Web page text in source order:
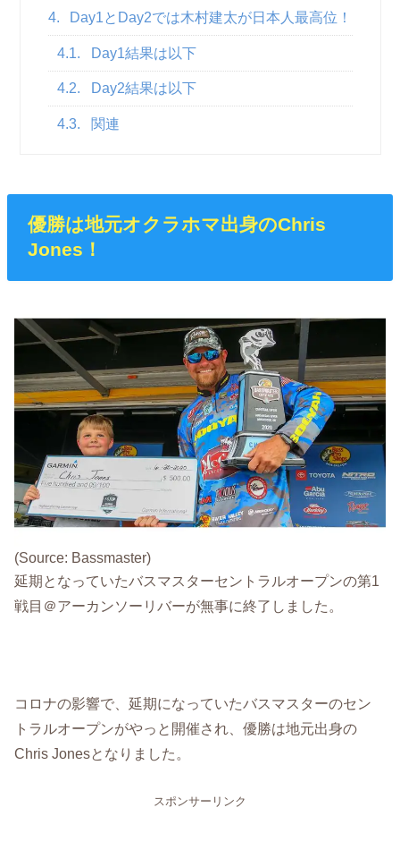
4. Day1とDay2では木村建太が日本人最高位！
4.1. Day1結果は以下
4.2. Day2結果は以下
4.3. 関連
優勝は地元オクラホマ出身のChris
Jones！
(Source: Bassmaster)
延期となっていたバスマスターセントラルオープンの第1
戦目＠アーカンソーリバーが無事に終了しました。
コロナの影響で、延期になっていたバスマスターのセン
トラルオープンがやっと開催され、優勝は地元出身の
Chris Jonesとなりました。
スポンサーリンク